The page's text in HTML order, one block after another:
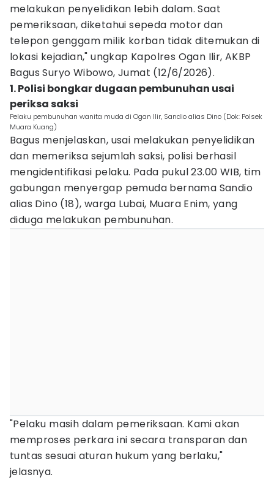
melakukan penyelidikan lebih dalam. Saat
pemeriksaan, diketahui sepeda motor dan
telepon genggam milik korban tidak ditemukan di
lokasi kejadian," ungkap Kapolres Ogan Ilir, AKBP
Bagus Suryo Wibowo, Jumat (12/6/2026).
1. Polisi bongkar dugaan pembunuhan usai
periksa saksi
Pelaku pembunuhan wanita muda di Ogan Ilir, Sandio alias Dino (Dok: Polsek
Muara Kuang)
Bagus menjelaskan, usai melakukan penyelidikan
dan memeriksa sejumlah saksi, polisi berhasil
mengidentifikasi pelaku. Pada pukul 23.00 WIB, tim
gabungan menyergap pemuda bernama Sandio
alias Dino (18), warga Lubai, Muara Enim, yang
diduga melakukan pembunuhan.
"Pelaku masih dalam pemeriksaan. Kami akan
memproses perkara ini secara transparan dan
tuntas sesuai aturan hukum yang berlaku,"
jelasnya.